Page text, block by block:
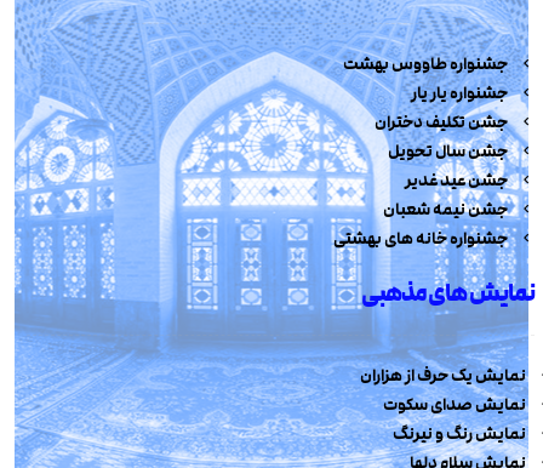
جشنواره طاووس بهشت
جشنواره یار یار
جشن تکلیف دختران
جشن سال تحویل
جشن عید غدیر
جشن نیمه شعبان
جشنواره خانه های بهشتی
نمایش های مذهبی
نمایش یک حرف از هزاران
نمایش صدای سکوت
نمایش رنگ و نیرنگ
نمایش سلام دلها